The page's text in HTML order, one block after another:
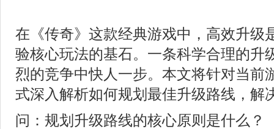
在《传奇》这款经典游戏中，高效升级
验核心玩法的基石。一条科学合理的升
烈的竞争中快人一步。本文将针对当前
式深入解析如何规划最佳升级路线，解
问：规划升级路线的核心原则是什么？